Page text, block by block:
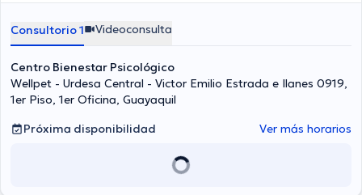
Consultorio 1 Videoconsulta
Centro Bienestar Psicológico
Wellpet - Urdesa Central - Victor Emilio Estrada e Ilanes 0919,
1er Piso, 1er Oficina, Guayaquil
Próxima disponibilidad
Ver más horarios